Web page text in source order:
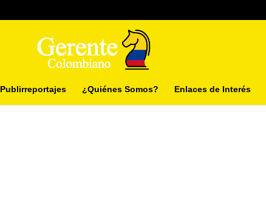
Publirreportajes ¿Quiénes Somos? Enlaces de Interés